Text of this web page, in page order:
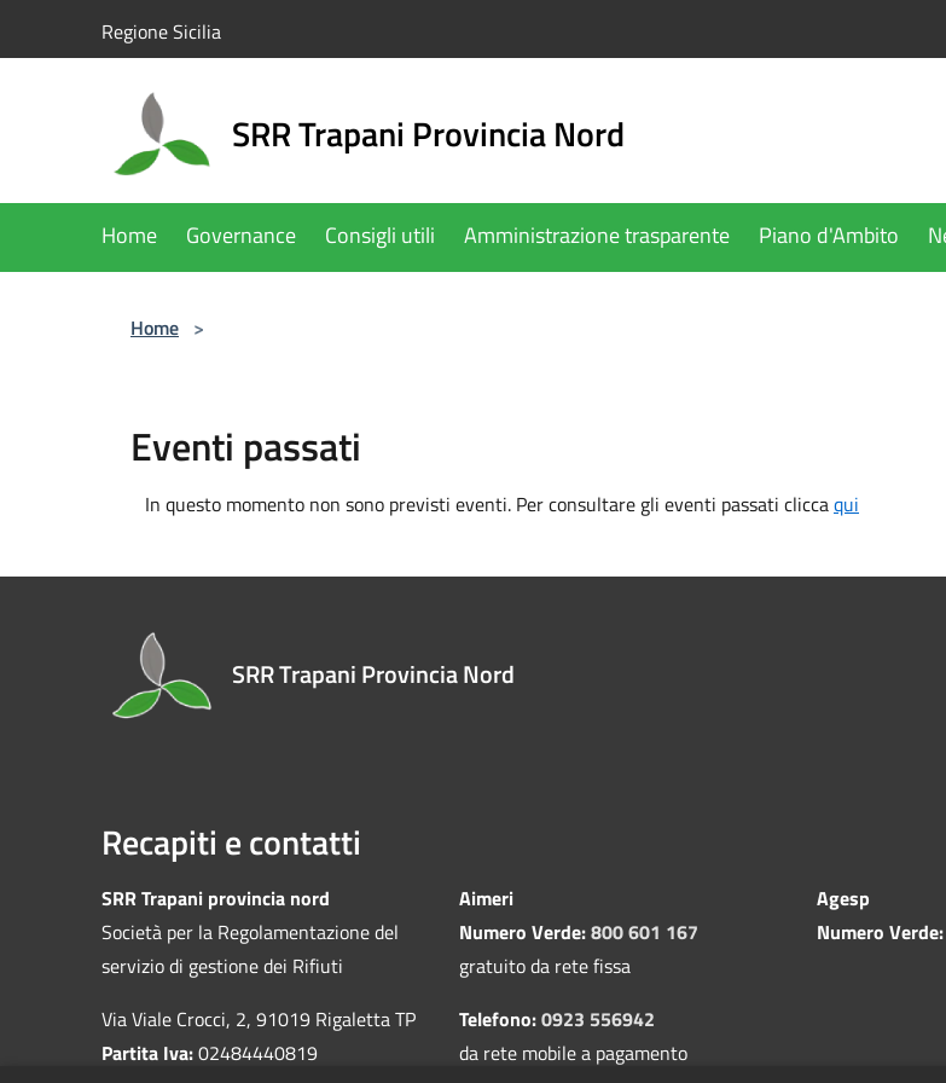
Regione Sicilia
SRR Trapani Provincia Nord
Home Governance Consigli utili Amministrazione trasparente Piano d'Ambito
Home >
Eventi passati
In questo momento non sono previsti eventi. Per consultare gli eventi passati cliccaqui
SRR Trapani Provincia Nord
Recapiti e contatti
SRR Trapani provincia nord
Società per la Regolamentazione del
servizio di gestione dei Rifiuti
Via Viale Crocci, 2, 91019 Rigaletta TP
Partita Iva:02484440819
Aimeri
Numero Verde:800 601 167
gratuito da rete fissa
Telefono:0923 556942
da rete mobile a pagamento
Agesp
Numero Verde: